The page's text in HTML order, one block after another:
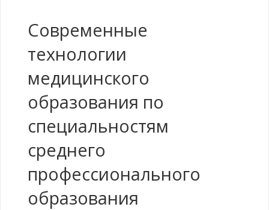
Современные
технологии
медицинского
образования по
специальностям
среднего
профессионального
образования